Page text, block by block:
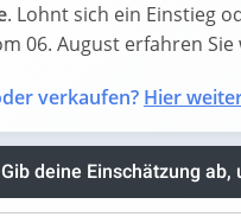
. Lohnt sich ein Einstieg
06. August erfahren
verkaufen? Hier
Gib deine Einschätzung